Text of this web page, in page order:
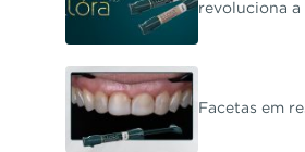
revoluciona a
Facetas em